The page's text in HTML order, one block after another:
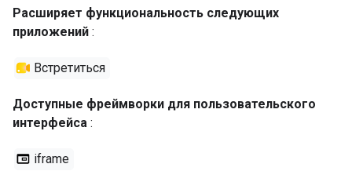
Расширяет функциональность следующих
приложений :
Встретиться
Доступные фреймворки для пользовательского
интерфейса :
iframe